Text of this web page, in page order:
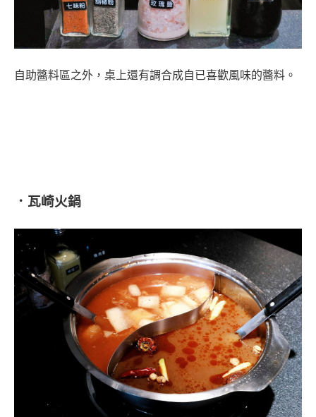
自助醬料區之外，桌上還有調合成自已喜歡風味的醬料。
．瓦崎火鍋